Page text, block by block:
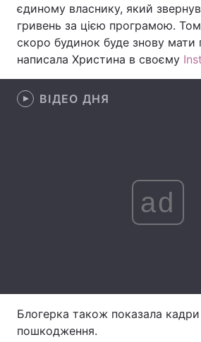
єдиному власнику, який
гривень за цією програмою.
скоро будинок буде знову мати
написала Христина в своєму
ВІДЕО ДНЯ
ad
Блогерка також показала
пошкодження.